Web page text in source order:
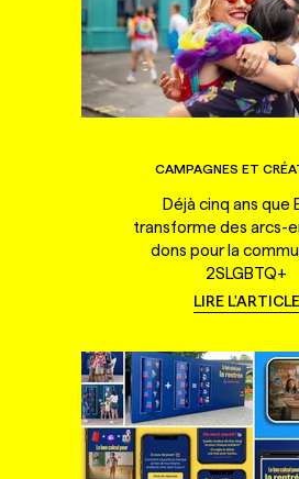
CAMPAGNES ET
Déjà cinq ans que
transforme des arcs-
dons pour la
2SLGBTQ+
LIRE L'ARTICLE